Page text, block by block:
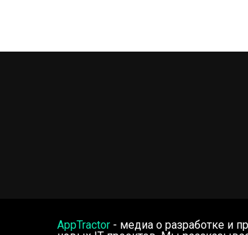
AppTractor - медиа о разработке и